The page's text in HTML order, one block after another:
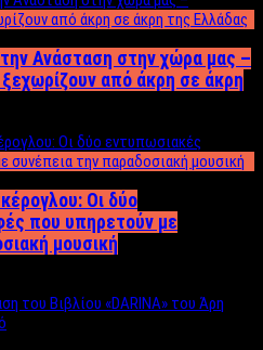
Ανάσταση στην χώρα μας –
από άκρη σε άκρη
Οι δύο
που υπηρετούν με
μουσική